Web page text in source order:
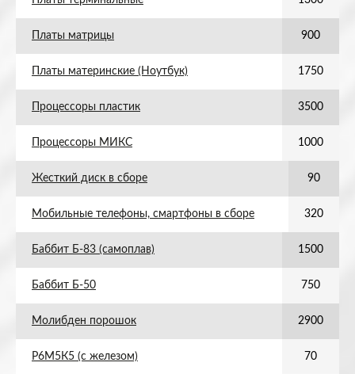
Платы матрицы 900
Платы материнские (Ноутбук) 1750
Процессоры пластик 3500
Процессоры МИКС 1000
Жесткий диск в сборе 90
Мобильные телефоны, смартфоны в сборе 320
Баббит Б-83 (самоплав) 1500
Баббит Б-50 750
Молибден порошок 2900
Р6М5К5 (с железом) 70